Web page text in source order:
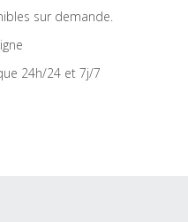
sur demande.
24h/24 et 7j/7